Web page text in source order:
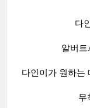
다
알버
다인이가 원하는
무